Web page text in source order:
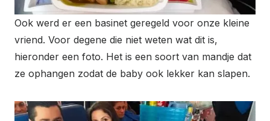
Ook werd er een basinet geregeld voor onze kleine
vriend. Voor degene die niet weten wat dit is,
hieronder een foto. Het is een soort van mandje dat
ze ophangen zodat de baby ook lekker kan slapen.